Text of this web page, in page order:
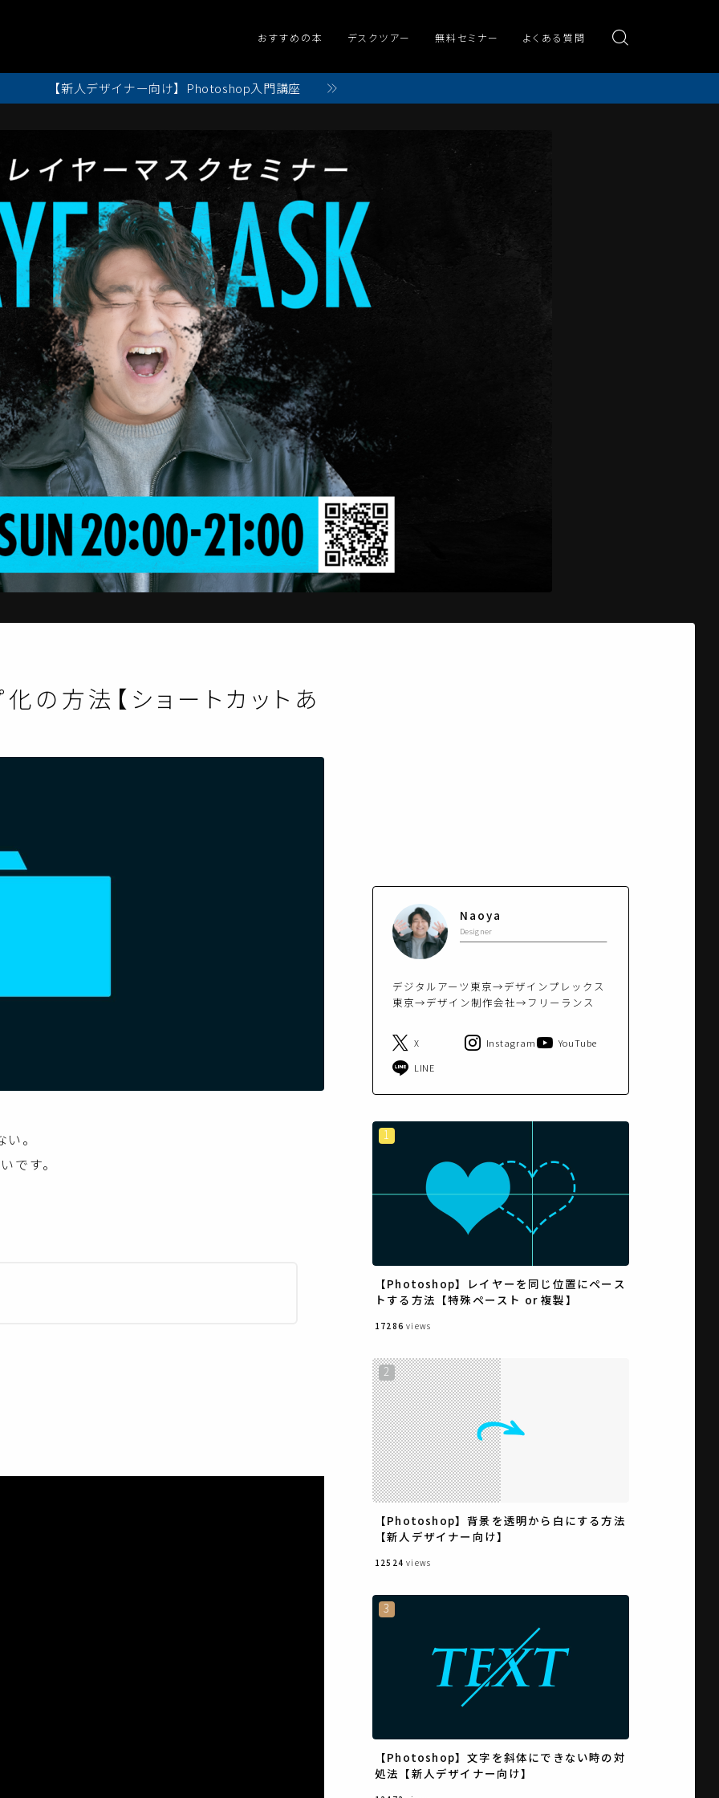
おすすめの本 デスクツアー 無料セミナー よくある質問
【新人デザイナー向け】Photoshop入門講座
の方法【ショートカットあ
。
です。
Naoya
Designer
デジタルアーツ東京→デザインプレックス
東京→デザイン制作会社→フリーランス
X Instagram
YouTube
LINE
【Photoshop】レイヤーを同じ位置にペース
トする方法【特殊ペースト or 複製】
17286 views
【Photoshop】背景を透明から白にする方法
【新人デザイナー向け】
12524 views
【Photoshop】文字を斜体にできない時の対
処法【新人デザイナー向け】